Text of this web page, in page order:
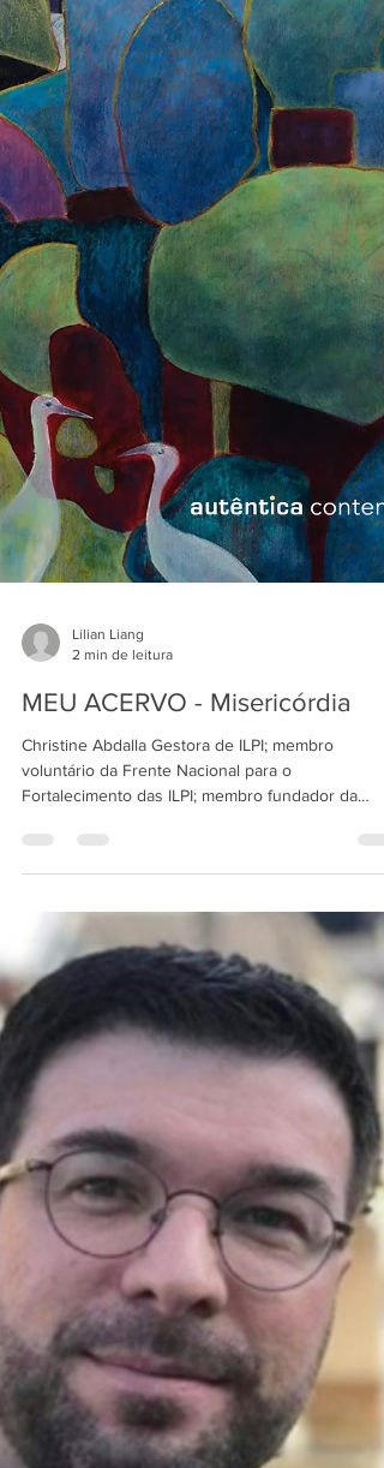
Lilian Liang
MEU ACERVO - Misericórdia
Christine Abdalla Gestora de ILPI; membro
voluntário da Frente Nacional para o
Fortalecimento das ILPI; membro fundador da
Associação...